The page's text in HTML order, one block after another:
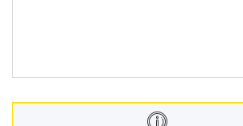
Про компанію